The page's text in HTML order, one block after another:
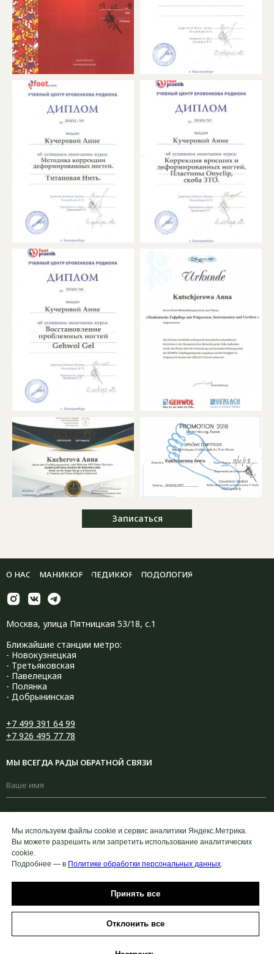
Записаться
МЫ ВСЕГДА РАДЫ ОБРАТНОЙ СВЯЗИ
Москва, улица Пятницкая 53/18, с.1
Ближайшие станции метро:
- Новокузнецкая
- Третьяковская
- Павелецкая
- Полянка
- Добрынинская
+7 499 391 64 99
+7 926 495 77 78
+7
Нажимая на кнопку “Отправить” Вы соглашаетесь с политикой
конфиденциальности
О НАС МАНИКЮР ПЕДИКЮР ПОДОЛОГИЯ
Мы используем файлы cookie и сервис аналитики Яндекс.Метрика.
Вы можете разрешить или запретить использование аналитических
cookie.
Подробнее — в Политике обработки персональных данных
Принять все
Отклонить все
запись
запись